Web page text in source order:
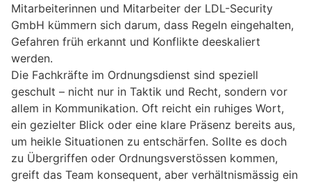
Mitarbeiterinnen und Mitarbeiter der LDL-Security
GmbH kümmern sich darum, dass Regeln eingehalten,
Gefahren früh erkannt und Konflikte deeskaliert
werden.
Die Fachkräfte im Ordnungsdienst sind speziell
geschult – nicht nur in Taktik und Recht, sondern vor
allem in Kommunikation. Oft reicht ein ruhiges Wort,
ein gezielter Blick oder eine klare Präsenz bereits aus,
um heikle Situationen zu entschärfen. Sollte es doch
zu Übergriffen oder Ordnungsverstössen kommen,
greift das Team konsequent, aber verhältnismässig ein